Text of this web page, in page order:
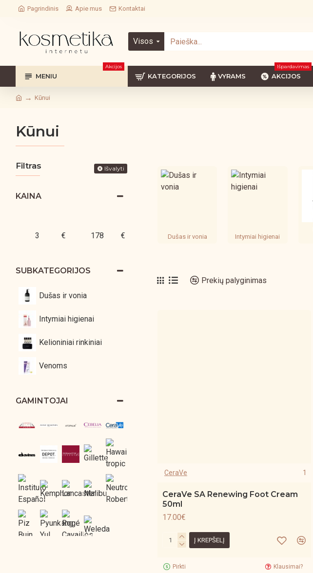
Pagrindinis Apie mus Kontaktai
Visos
MENIU
Akcijos
KATEGORIJOS VYRAMS AKCIJOS
Išpardavimas
Kūnui
Kūnui
Filtras Išvalyti
KAINA
€ €
SUBKATEGORIJOS
Dušas ir vonia
Intymiai higienai
Kelioniniai rinkiniai
Venoms
GAMINTOJAI
Dušas ir vonia Intymiai higienai
Prekių palyginimas
CeraVe 1
CeraVe SA Renewing Foot Cream
50ml
17.00€
Į KREPŠELĮ
Pirkti Klausimai?